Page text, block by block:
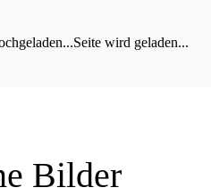
Seite wird geladen...
Bilder